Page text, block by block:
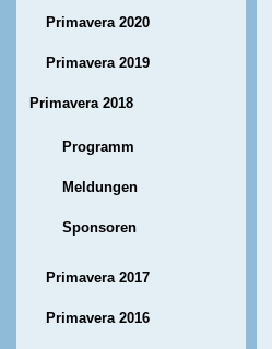
Primavera 2020
Primavera 2019
Primavera 2018
Programm
Meldungen
Sponsoren
Primavera 2017
Primavera 2016